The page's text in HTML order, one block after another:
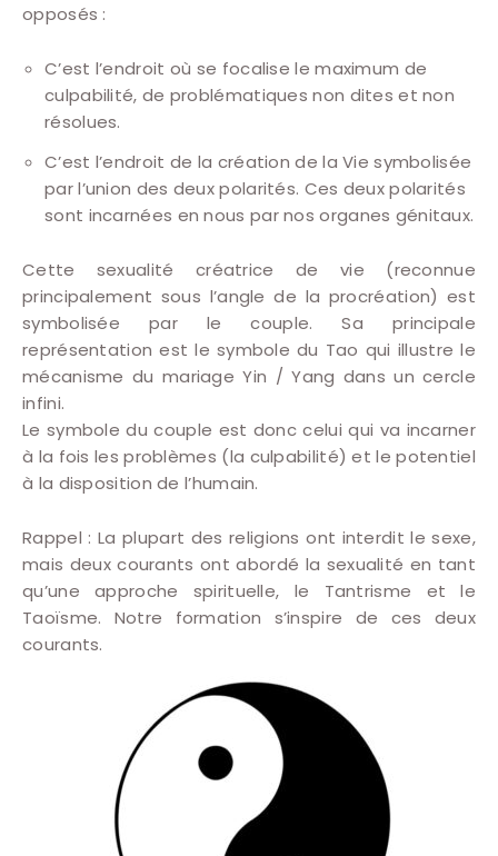
opposés :
C’est l’endroit où se focalise le maximum de
culpabilité, de problématiques non dites et non
résolues.
C’est l’endroit de la création de la Vie symbolisée
par l’union des deux polarités. Ces deux polarités
sont incarnées en nous par nos organes génitaux.
Cette sexualité créatrice de vie (reconnue
principalement sous l’angle de la procréation) est
symbolisée par le couple. Sa principale
représentation est le symbole du Tao qui illustre le
mécanisme du mariage Yin / Yang dans un cercle
infini.
Le symbole du couple est donc celui qui va incarner
à la fois les problèmes (la culpabilité) et le potentiel
à la disposition de l’humain.
Rappel : La plupart des religions ont interdit le sexe,
mais deux courants ont abordé la sexualité en tant
qu’une approche spirituelle, le Tantrisme et le
Taoïsme. Notre formation s’inspire de ces deux
courants.